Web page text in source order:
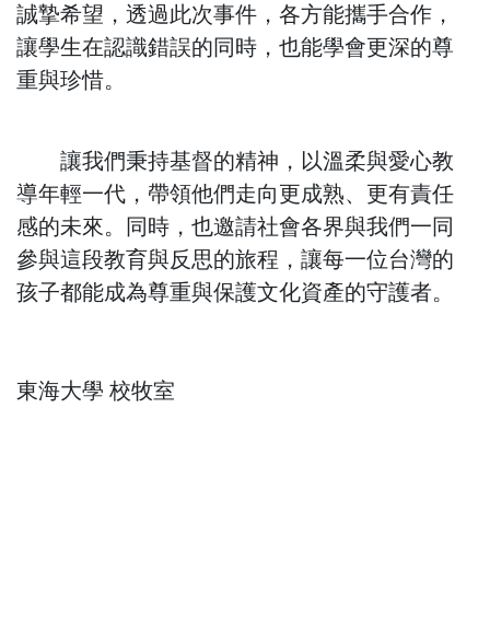
誠摯希望，透過此次事件，各方能攜手合作，
讓學生在認識錯誤的同時，也能學會更深的尊
重與珍惜。
讓我們秉持基督的精神，以溫柔與愛心教
導年輕一代，帶領他們走向更成熟、更有責任
感的未來。同時，也邀請社會各界與我們一同
參與這段教育與反思的旅程，讓每一位台灣的
孩子都能成為尊重與保護文化資產的守護者。
東海大學 校牧室